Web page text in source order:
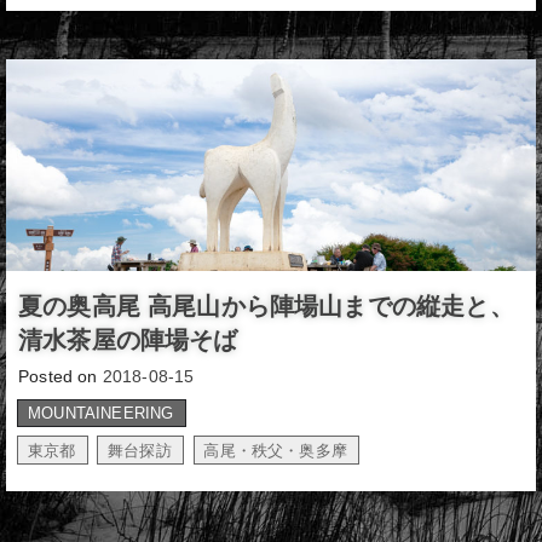
夏の奥高尾 高尾山から陣場山までの縦走と、
清水茶屋の陣場そば
Posted on 2018-08-15
MOUNTAINEERING
東京都 舞台探訪 高尾・秩父・奥多摩